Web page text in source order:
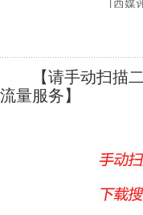
【请手动扫描二
流量服务】